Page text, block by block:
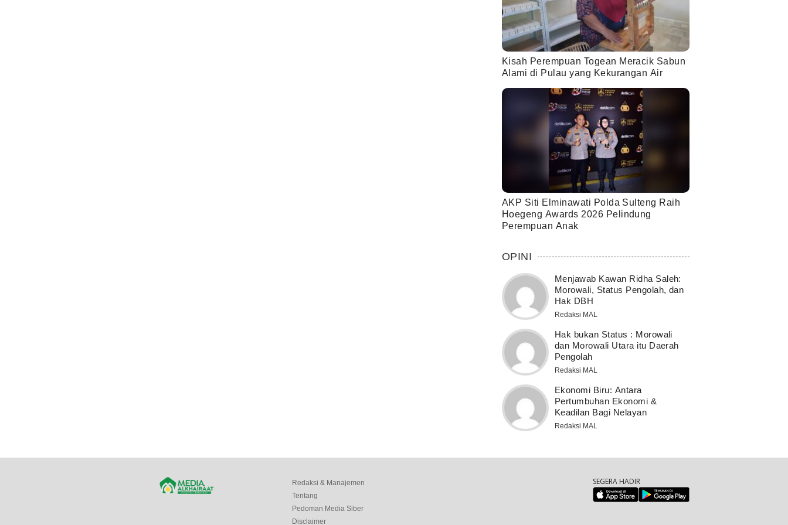
Kisah Perempuan Togean Meracik Sabun
Alami di Pulau yang Kekurangan Air
AKP Siti Elminawati Polda Sulteng Raih
Hoegeng Awards 2026 Pelindung
Perempuan Anak
OPINI
Menjawab Kawan Ridha Saleh:
Morowali, Status Pengolah, dan
Hak DBH
Redaksi MAL
Hak bukan Status : Morowali
dan Morowali Utara itu Daerah
Pengolah
Redaksi MAL
Ekonomi Biru: Antara
Pertumbuhan Ekonomi &
Keadilan Bagi Nelayan
Redaksi MAL
Redaksi & Manajemen
Tentang
Pedoman Media Siber
Disclaimer
SEGERA HADIR